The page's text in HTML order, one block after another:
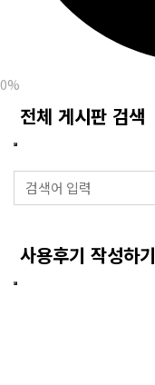
0%
전체 게시판 검색
사용후기 작성하기